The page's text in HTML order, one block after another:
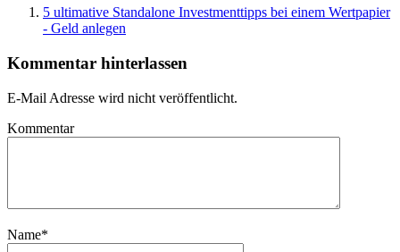
5 ultimative Standalone Investmenttipps bei einem Wertpapier
- Geld anlegen
Kommentar hinterlassen
E-Mail Adresse wird nicht veröffentlicht.
Kommentar
Name*